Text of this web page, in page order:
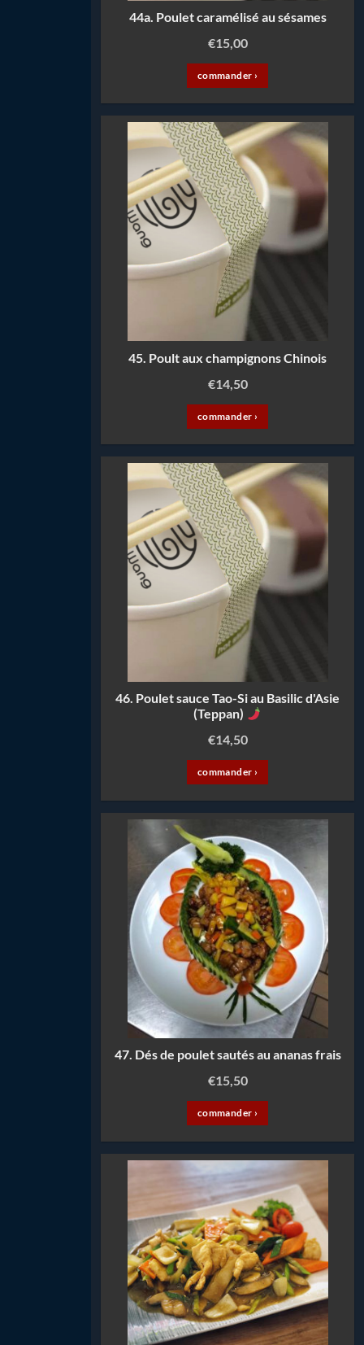
44a. Poulet caramélisé au sésames
€15,00
commander ›
45. Poult aux champignons Chinois
€14,50
commander ›
46. Poulet sauce Tao-Si au Basilic d'Asie
(Teppan)
€14,50
commander ›
47. Dés de poulet sautés au ananas frais
€15,50
commander ›